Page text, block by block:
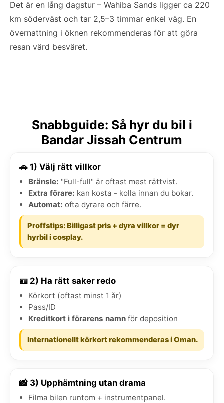
Det är en lång dagstur – Wahiba Sands ligger ca 220
km söderväst och tar 2,5–3 timmar enkel väg. En
övernattning i öknen rekommenderas för att göra
resan värd besväret.
Snabbguide: Så hyr du bil i
Bandar Jissah Centrum
🚗 1) Välj rätt villkor
Bränsle: "Full-full" är oftast mest rättvist.
Extra förare: kan kosta - kolla innan du bokar.
Automat: ofta dyrare och färre.
Proffstips: Billigast pris + dyra villkor = dyr
hyrbil i cosplay.
🪪 2) Ha rätt saker redo
Körkort (oftast minst 1 år)
Pass/ID
Kreditkort i förarens namn för deposition
Internationellt körkort rekommenderas i Oman.
📸 3) Upphämtning utan drama
Filma bilen runtom + instrumentpanel.